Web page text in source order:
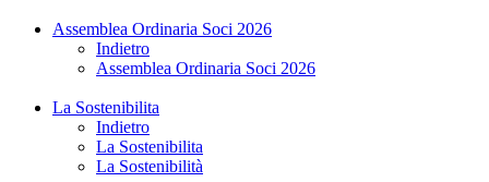
Assemblea Ordinaria Soci 2026
Indietro
Assemblea Ordinaria Soci 2026
La Sostenibilita
Indietro
La Sostenibilita
La Sostenibilità